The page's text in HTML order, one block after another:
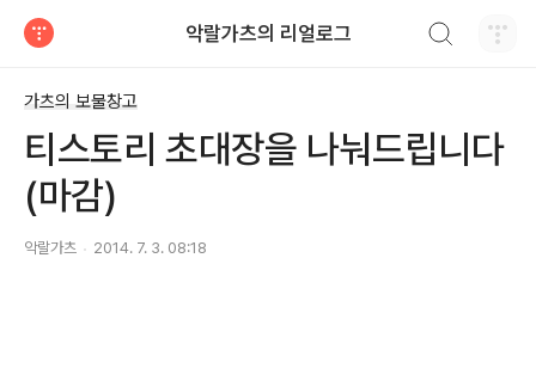
악랄가츠의 리얼로그
가츠의 보물창고
티스토리 초대장을 나눠드립니다
(마감)
악랄가츠 2014. 7. 3. 08:18